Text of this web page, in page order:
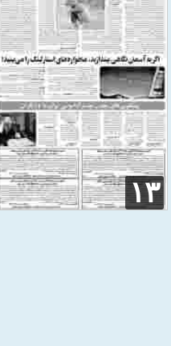
۱۳